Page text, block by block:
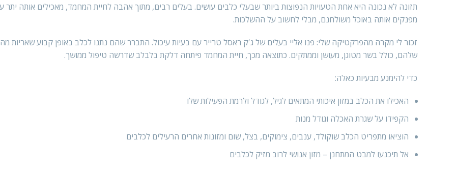
תזונה לא נכונה היא אחת הטעויות הנפוצות ביותר שבעלי כלבים עושים. בעלים רבים, מתוך אהבה לחיית המחמד, מאכילים אותה יתר
מפנקים אותה באוכל משולחנם, מבלי לחשוב על ההשלכות.
זכור לי מקרה מהפרקטיקה שלי: פנו אליי בעלים של ג'ק ראסל טרייר עם בעיות עיכול. התברר שהם נתנו לכלב באופן קבוע שאריות
שלהם, כולל בשר מטוגן, מעושן וממתקים. כתוצאה מכך, חיית המחמד פיתחה דלקת בלבלב שדרשה טיפול ממושך.
כדי להימנע מבעיות כאלה:
האכילו את הכלב במזון איכותי המתאים לגיל, לגודל ולרמת הפעילות שלו
הקפידו על שגרת האכלה וגודל מנות
הוציאו מתפריט הכלב שוקולד, ענבים, צימוקים, בצל, שום ומזונות אחרים הרעילים לכלבים
אל תיכנעו למבט המתחנן – מזון אנושי לרוב מזיק לכלבים